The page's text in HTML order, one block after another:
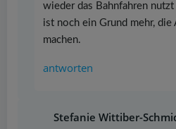
wieder das Bahnfahren
ist noch ein Grund mehr, die
machen.
antworten
Stefanie Wittiber-